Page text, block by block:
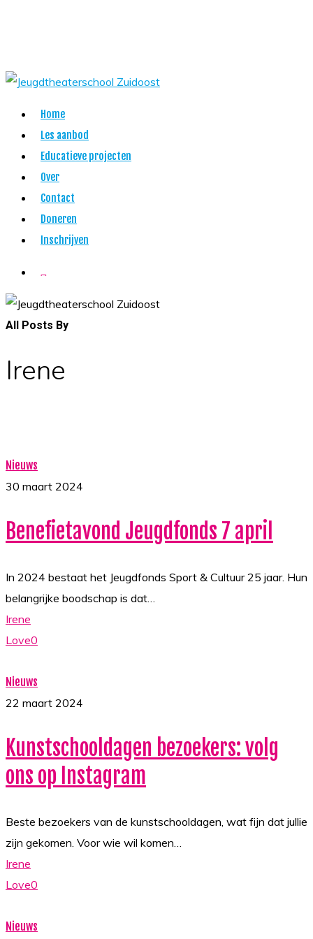
content
Menu
Home
Les aanbod
Educatieve projecten
Over
Contact
Doneren
Inschrijven
All Posts By
Irene
Benefietavond
Jeugdfonds
april
Nieuws
30 maart 2024
Benefietavond Jeugdfonds 7 april
In 2024 bestaat het Jeugdfonds Sport & Cultuur 25 jaar. Hun
belangrijke boodschap is dat…
Irene
Love0
Kunstschooldagen
bezoekers:
ons
Instagram
Nieuws
22 maart 2024
Kunstschooldagen bezoekers: volg
ons op Instagram
Beste bezoekers van de kunstschooldagen, wat fijn dat jullie
zijn gekomen. Voor wie wil komen…
Irene
Love0
Ontdekking
Nieuws